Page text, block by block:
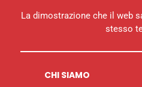
La dimostrazione che il web
stesso
CHI SIAMO